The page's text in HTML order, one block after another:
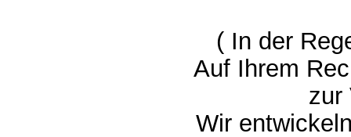
( In der
Auf Ihrem
zur
Wir